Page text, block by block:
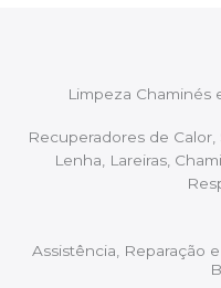
Limpeza Chaminés
Recuperadores de Calor,
Lenha, Lareiras,
Assistência, Reparação